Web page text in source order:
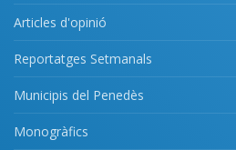
Articles d'opinió
Reportatges Setmanals
Municipis del Penedès
Monogràfics